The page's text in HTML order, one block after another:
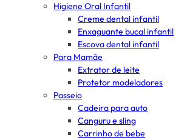
Higiene Oral Infantil
Creme dental infantil
Enxaguante bucal infantil
Escova dental infantil
Para Mamãe
Extrator de leite
Protetor modeladores
Passeio
Cadeira para auto
Canguru e sling
Carrinho de bebe